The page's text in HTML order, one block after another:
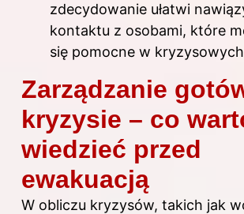
zdecydowanie ułatwi
kontaktu z osobami, które
się pomocne w
Zarządzanie
kryzysie – co
wiedzieć przed
ewakuacją
W obliczu kryzysów, takich jak